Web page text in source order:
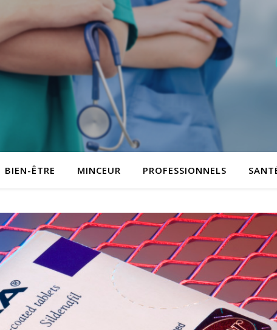
BIEN-ÊTRE MINCEUR PROFESSIONNELS